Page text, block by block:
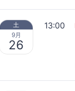
土
9月
26
13:00